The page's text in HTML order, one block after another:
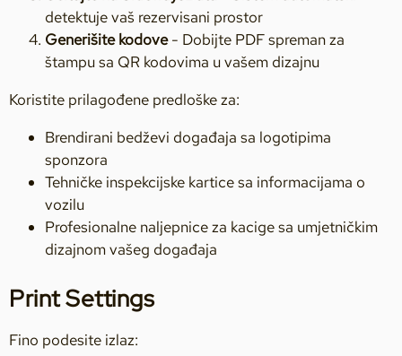
detektuje vaš rezervisani prostor
Generišite kodove- Dobijte PDF spreman za
štampu sa QR kodovima u vašem dizajnu
Koristite prilagođene predloške za:
Brendirani bedževi događaja sa logotipima
sponzora
Tehničke inspekcijske kartice sa informacijama o
vozilu
Profesionalne naljepnice za kacige sa umjetničkim
dizajnom vašeg događaja
Print Settings
Fino podesite izlaz: